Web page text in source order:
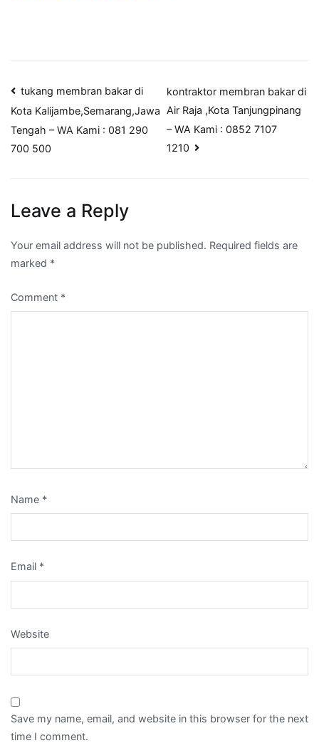
Post
navigation
tukang membran bakar di
Kota Kalijambe,Semarang,Jawa
Tengah – WA Kami : 081 290
700 500
kontraktor membran bakar di
Air Raja ,Kota Tanjungpinang
– WA Kami : 0852 7107
1210
Leave a Reply
Your email address will not be published. Required fields are
marked *
Comment *
Name *
Email *
Website
Save my name, email, and website in this browser for the next
time I comment.